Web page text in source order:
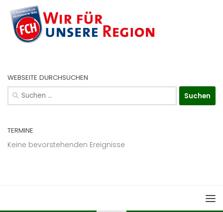
WEBSEITE DURCHSUCHEN
Suchen
nach:
TERMINE
Keine bevorstehenden Ereignisse